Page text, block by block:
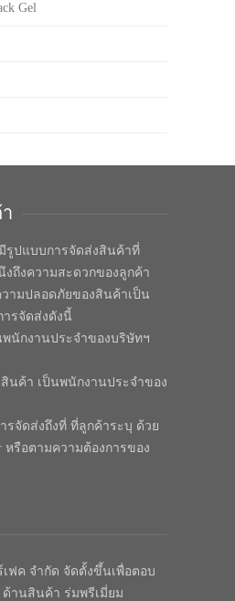
Gel
รูปแบบการจัดส่งสินค้าที่
ถึงความสะดวกของลูกค้า
ามปลอดภัยของสินค้าเป็น
รจัดส่งดังนี้
พนักงานประจำของบริษัทฯ
นค้า เป็นพนักงานประจำของ
รจัดส่งถึงที่ ที่ลูกค้าระบุ ด้วย
หรือตามความต้องการของ
เฟค จำกัด จัดตั้งขึ้นเพื่อตอบ
านสินค้า ร่มพรีเมี่ยม